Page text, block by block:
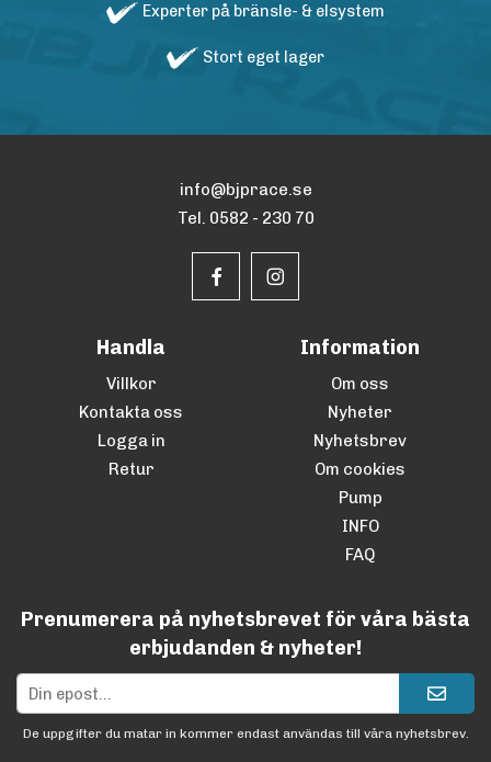
Experter på bränsle- & elsystem
Stort eget lager
info@bjprace.se
Tel. 0582 - 230 70
Handla
Villkor
Kontakta oss
Logga in
Retur
Information
Om oss
Nyheter
Nyhetsbrev
Om cookies
Pump
INFO
FAQ
Prenumerera på nyhetsbrevet för våra bästa
erbjudanden & nyheter!
De uppgifter du matar in kommer endast användas till våra nyhetsbrev.